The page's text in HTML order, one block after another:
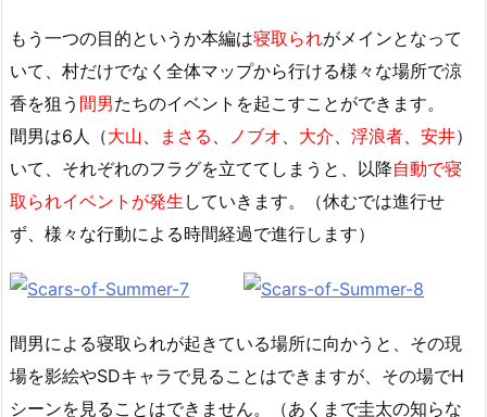
もう一つの目的というか本編は寝取られがメインとなって
いて、村だけでなく全体マップから行ける様々な場所で涼
香を狙う 間男たちのイベントを起こすことができます。
間男は6人（大山 まさる ノブオ 大介 浮浪者 安井）
いて、それぞれのフラグを立ててしまうと、以降自動で寝
取られイベントが発生 していきます。（休むでは進行せ
ず、様々な行動による時間経過で進行します）
間男による寝取られが起きている場所に向かうと、その現
場を影絵やSDキャラで見ることはできますが、その場でH
シーンを見ることはできません。（あくまで圭太の知らな